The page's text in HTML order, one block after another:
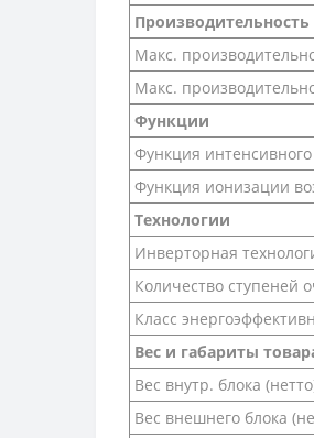
Производительность
Макс.
Макс.
Функции
Функция
Функция ионизации
Технологии
Инверторная
Количество ступеней
Класс
Вес и габариты
Вес внутр. блока
Вес внешнего блока